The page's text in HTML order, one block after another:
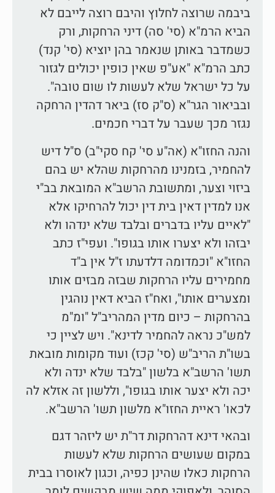
ביבמה שרוצה לחלוץ והיבם רוצה לייבם לא
הביא הרמ"א (סי' סה) דיני הרחקות, ורק
כשמדבר באותן שנאמר בהן יוציא (סי' קנד)
כתב הרמ"א "אע"פ שאין כופין יכולים לגזור
על כל ישראל שלא לעשות לו שום טובה".
ובביאור הגר"א (ס"ק סז) ביאר דהדין הרחקה
נגזר מכך שעבר על דברי חכמים.
והנה החזו"א (אה"ע סי' קח סקי"ב) ס"ל דיש
להחמיר, בזמנינו מהרחקות שהלא יש בהם
ביזוי וצער, ומתשובת הרשב"א המובאת בב"י
אנו למדין דאין בית דין יכול להרחיקו אלא
"לאיים עליו בדברים ובלבד שלא ינדהו ולא
יבזהו ולא יצערו אותו בגופו". ועפי"ז כתב
החזו"א "וכמדומה דלדעתו ז"ל אין ב"ד
מחמירים עליו הרחקות שבזה מבזים אותו
ומצערים אותו", ואח"ז הביא דאין נוהגין
בהרחקות – כיום מדין המהריב"ל "ומ"מ
למש"כ נראה להחמיר לדינא". ויש לציין כי
בשו"ת הריב"ש (סי' קכז) ועוד מקומות מובאת
תשו' הרשב"א בלשון "בלבד שלא ינדה ולא
יכה ולא יצער אותו בגופו", וללשון זה אזלא לה
לכאו' ראיית החזו"א מלשון תשו' הרשב"א.
ובהאי דינא דהרחקות דר"ת יש ליזהר דגם
במקום שעושים הרחקות שלא לעשות
הרחקות כאלו שהינן כפיה, וכגון לאוסרו בבית